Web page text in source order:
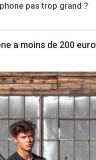
pas trop grand ?
a moins de 200